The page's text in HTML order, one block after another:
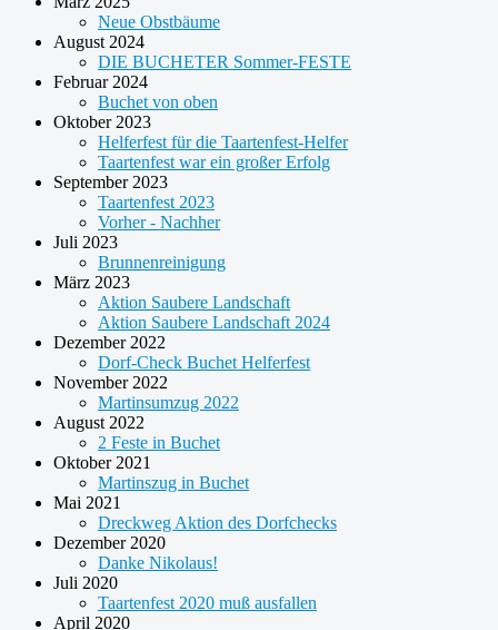
Neue Obstbäume
August 2024
DIE BUCHETER Sommer-FESTE
Februar 2024
Buchet von oben
Oktober 2023
Helferfest für die Taartenfest-Helfer
Taartenfest war ein großer Erfolg
September 2023
Taartenfest 2023
Vorher - Nachher
Juli 2023
Brunnenreinigung
März 2023
Aktion Saubere Landschaft
Aktion Saubere Landschaft 2024
Dezember 2022
Dorf-Check Buchet Helferfest
November 2022
Martinsumzug 2022
August 2022
2 Feste in Buchet
Oktober 2021
Martinszug in Buchet
Mai 2021
Dreckweg Aktion des Dorfchecks
Dezember 2020
Danke Nikolaus!
Juli 2020
Taartenfest 2020 muß ausfallen
April 2020